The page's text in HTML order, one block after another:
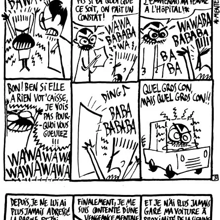
cordonnier page 3